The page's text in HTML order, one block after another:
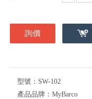
詢價
型號： SW-102
產品品牌： MyBarco